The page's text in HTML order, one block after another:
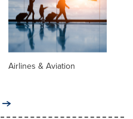
Airlines & Aviation